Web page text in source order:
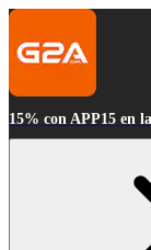
15% con APP15 en